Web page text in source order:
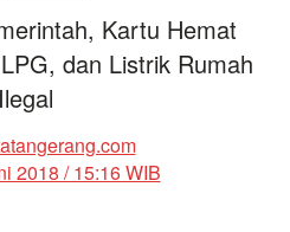
Kartu Hemat
dan Listrik Rumah
Ilegal
2018 / 15:16 WIB